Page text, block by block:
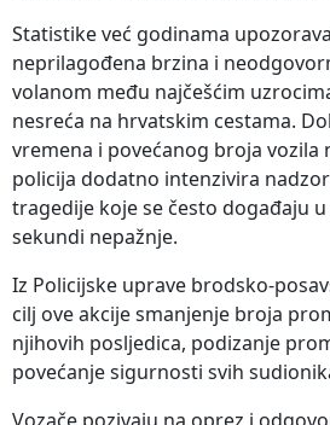
Statistike već godinama
neprilagođena brzina i
volanom među najčešćim
nesreća na hrvatskim cestama.
vremena i povećanog broja vozila
policija dodatno intenzivira
tragedije koje se često događaju
sekundi nepažnje.
Iz Policijske uprave brodsko-
cilj ove akcije smanjenje broja
njihovih posljedica, podizanje
povećanje sigurnosti svih
Vozače pozivaju na oprez i